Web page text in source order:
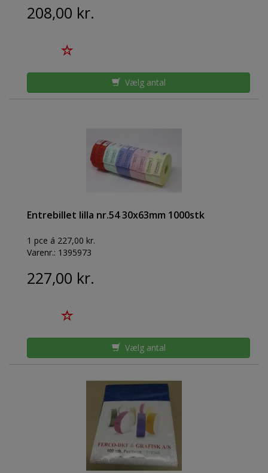
208,00 kr.
Vælg antal
Entrebillet lilla nr.54 30x63mm 1000stk
1 pce á 227,00 kr.
Varenr.: 1395973
227,00 kr.
Vælg antal